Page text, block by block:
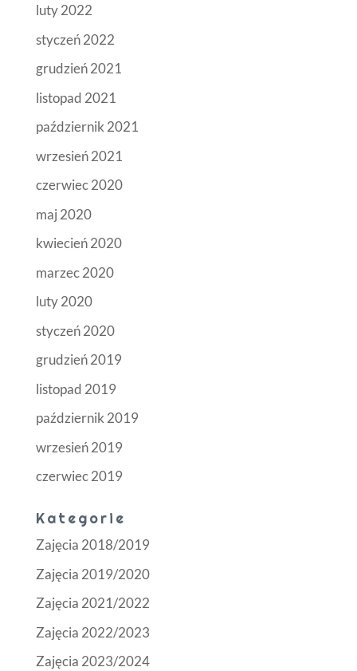
luty 2022
styczeń 2022
grudzień 2021
listopad 2021
październik 2021
wrzesień 2021
czerwiec 2020
maj 2020
kwiecień 2020
marzec 2020
luty 2020
styczeń 2020
grudzień 2019
listopad 2019
październik 2019
wrzesień 2019
czerwiec 2019
Kategorie
Zajęcia 2018/2019
Zajęcia 2019/2020
Zajęcia 2021/2022
Zajęcia 2022/2023
Zajęcia 2023/2024